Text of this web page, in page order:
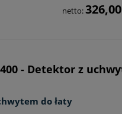
netto:
- Detektor z
do łaty